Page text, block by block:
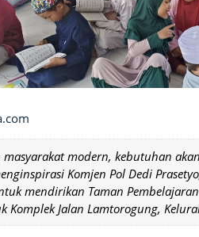
modern, kebutuhan
Komjen Pol Dedi
mendirikan Taman
Komplek Jalan Lamtorogung,